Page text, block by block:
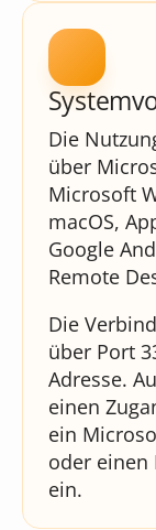
Die
über
Microsoft
macOS,
Google
Remote
Die
über Port
Adresse.
einen
ein
oder einen
ein.